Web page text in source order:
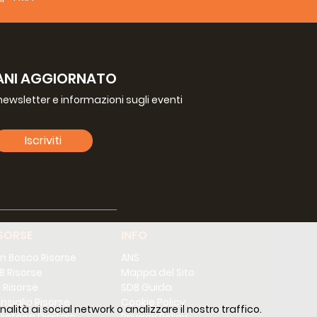
ai social network o analizzare il nostro traffico.
Bosco vissuto in comunione oltre i confini.
affermato.
più bisognosi, aiutandoli a sviluppare
dignitoso attraverso l’istruzione e le
degli Exallievi e Amici di Don Bosco, ha
di Don Bosco tra i giovani vulnerabili.
durature e trasformare la vita delle
AGGIORNATO
e informazioni sugli eventi
Iscriviti
Risorse
Cookie Policy